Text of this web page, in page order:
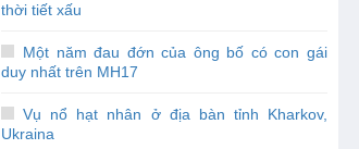
thời tiết xấu
Một năm đau đớn của ông bố có con gái
duy nhất trên MH17
Vụ nổ hạt nhân ở địa bàn tỉnh Kharkov,
Ukraina